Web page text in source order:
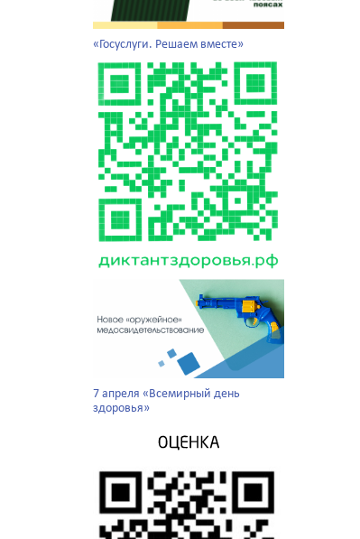
«Госуслуги. Решаем вместе»
7 апреля «Всемирный день
здоровья»